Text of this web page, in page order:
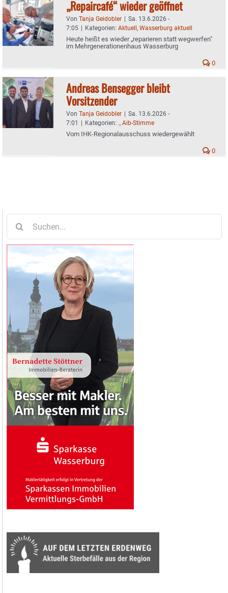
„Repaircafé“ wieder geöffnet
Von Tanja Geidobler | Sa. 13.6.2026 -
7:05 | Kategorien: Aktuell, Wasserburg aktuell
Heute heißt es wieder „reparieren statt wegwerfen"
im Mehrgenerationenhaus Wasserburg
0
Andreas Bensegger bleibt
Vorsitzender
Von Tanja Geidobler | Sa. 13.6.2026 -
7:01 | Kategorien: ., Aib-Stimme
Vom IHK-Regionalausschuss wiedergewählt
0
nach: